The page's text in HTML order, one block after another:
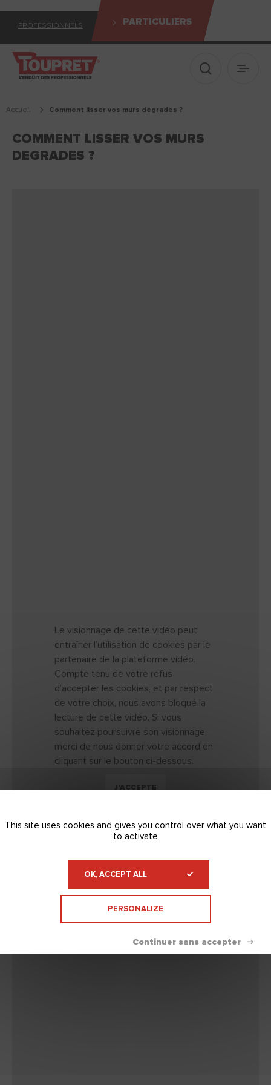
PROFESSIONNELS PARTICULIERS
Afficher le
Accueil comment lisser vos murs degrades ?
COMMENT LISSER VOS MURS
DEGRADES ?
Le visionnage de cette vidéo peut
entraîner l’utilisation de cookies par le
partenaire de la plateforme vidéo.
Compte tenu de votre refus
d’accepter les cookies, et par respect
de votre choix, nous avons bloqué la
lecture de cette vidéo. Si vous
souhaitez poursuivre son visionnage,
merci de nous donner votre accord en
cliquant sur le bouton ci-dessous.
J'ACCEPTE
This site uses cookies and gives you control over what you want
to activate
OK, ACCEPT ALL
PERSONALIZE